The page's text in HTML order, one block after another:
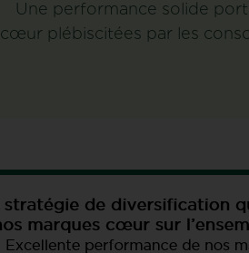
Une performance solide
cœur plébiscitées par les